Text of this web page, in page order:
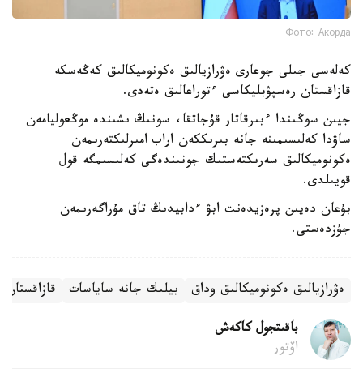
Фото: Акорда
كەلەسى جىلى جوعارى ەۋرازيالىق ەكونوميكالىق كەڭەسكە
قازاقستان رەسپۋبليكاسى ءتوراعالىق ەتەدى.
جيىن سوڭىندا ءبىرقاتار قۇجاتقا، سونىڭ ىشىندە موڭعوليامەن
ساۋدا كەلىسىمىنە جانە بىرىككەن اراب امىرلىكتەرىمەن
ەكونوميكالىق سەرىكتەستىك جونىندەگى كەلىسىمگە قول
قويىلدى.
بۇعان دەيىن پرەزيدەنت ابۋ ءدابيدىڭ تاق مۇراگەرىمەن
جۇزدەستى.
ەۋرازيالىق ەكونوميكالىق وداق بيلىك جانە ساياسات
باقىتجول كاكەش
اۆتور